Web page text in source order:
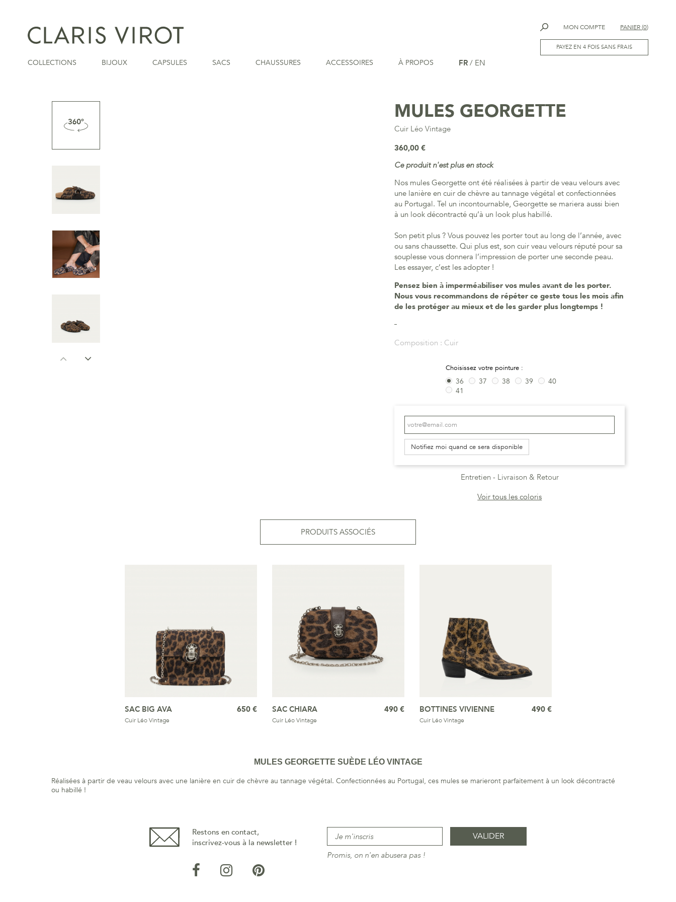
MON COMPTE PANIER(0)
PAYEZ EN 4 FOIS SANS FRAIS
COLLECTIONS BIJOUX CAPSULES SACS CHAUSSURES ACCESSOIRES À PROPOS FR / EN
MULES GEORGETTE
Cuir Léo Vintage
360,00 €
Ce produit n'est plus en stock
Nos mules Georgette ont été réalisées à partir deveau velours avec
une lanière en cuir de chèvre au tannage végétalet confectionnées
au Portugal. Tel un incontournable, Georgette se mariera aussi bien
à un look décontracté qu’à un look plus habillé.
Son petit plus ? Vous pouvez les porter tout au long de l’année, avec
ou sans chaussette. Qui plus est, son cuir veau velours réputé pour sa
souplesse vous donnera l’impression de porter une seconde peau.
Les essayer, c’est les adopter !
Pensez bien à imperméabiliser vos mules avant de les porter.
Nous vous recommandons de répéter ce geste tous les mois afin
de les protéger au mieux et de les garder plus longtemps !
Composition : Cuir
Choisissez votre pointure :
36 37 38 39
40
41
Notifiez moi quand ce sera disponible
Entretien
Livraison & Retour
Voir tous les coloris
PRODUITS ASSOCIÉS
SAC BIG AVA
Cuir Léo Vintage
650 € SAC CHIARA
Cuir Léo Vintage
490 € BOTTINES VIVIENNE
Cuir Léo Vintage
490 €
MULES GEORGETTE SUÈDE LÉO VINTAGE
Réalisées à partir de veau velours avec une lanière en cuir de chèvre au tannage végétal. Confectionnées au Portugal, ces mules se marieront parfaitement à un look décontracté
ou habillé !
Restons en contact,
inscrivez-vous à la newsletter !
Promis, on n'en abusera pas !